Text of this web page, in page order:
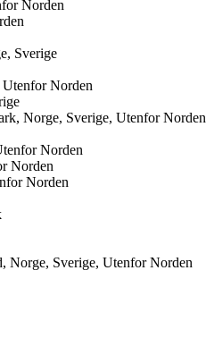
Norden
Sverige
Norden
Norge, Sverige, Utenfor Norden
Norden
Norden
Norden
Norge, Sverige, Utenfor Norden